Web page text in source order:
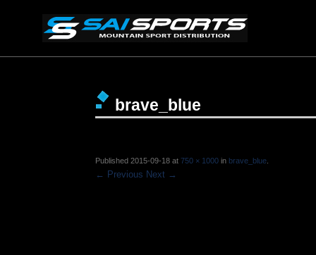
brave_blue
Published 2015-09-18 at 750 × 1000 in brave_blue
← Previous Next →